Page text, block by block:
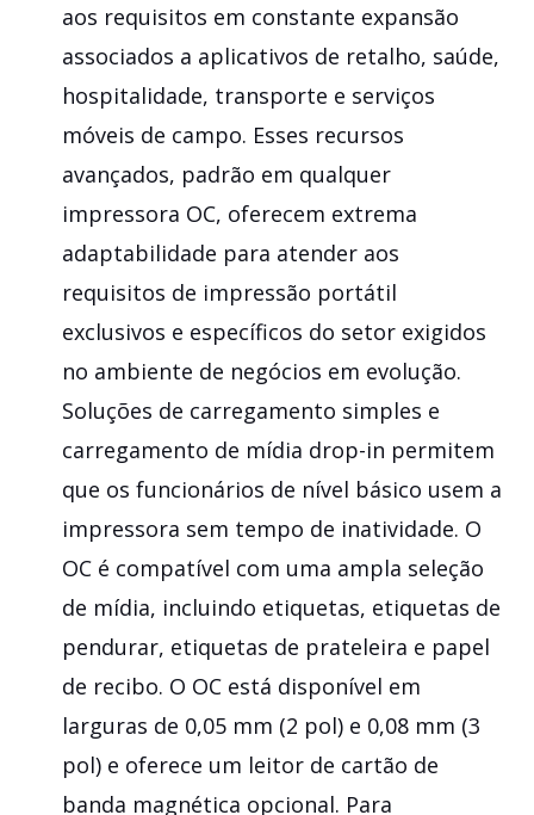
aos requisitos em constante expansão
associados a aplicativos de retalho, saúde,
hospitalidade, transporte e serviços
móveis de campo. Esses recursos
avançados, padrão em qualquer
impressora OC, oferecem extrema
adaptabilidade para atender aos
requisitos de impressão portátil
exclusivos e específicos do setor exigidos
no ambiente de negócios em evolução.
Soluções de carregamento simples e
carregamento de mídia drop-in permitem
que os funcionários de nível básico usem a
impressora sem tempo de inatividade. O
OC é compatível com uma ampla seleção
de mídia, incluindo etiquetas, etiquetas de
pendurar, etiquetas de prateleira e papel
de recibo. O OC está disponível em
larguras de 0,05 mm (2 pol) e 0,08 mm (3
pol) e oferece um leitor de cartão de
banda magnética opcional. Para